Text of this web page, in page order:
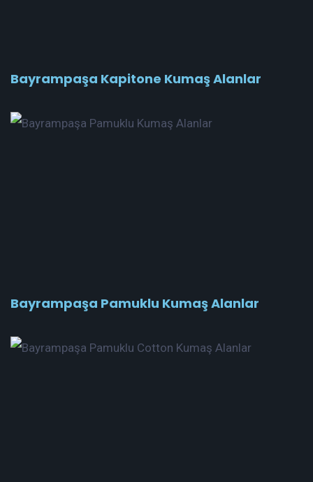
Bayrampaşa Kapitone Kumaş Alanlar
Bayrampaşa Pamuklu Kumaş Alanlar